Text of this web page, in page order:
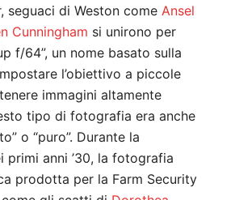
seguaci di Weston come Ansel
Cunningham si unirono per
f/64”, un nome basato sulla
l’obiettivo a piccole
immagini altamente
tipo di fotografia era anche
o “puro”. Durante la
primi anni ’30, la fotografia
prodotta per la Farm Security